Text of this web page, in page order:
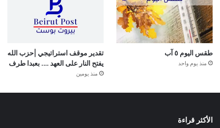
طقس اليوم ٥ آب
منذ يوم واحد
تقدير موقف استراتيجي |حزب الله
يفتح النار على العهد …. بعبدا طرف
منذ يومين
الأكثر قراءة